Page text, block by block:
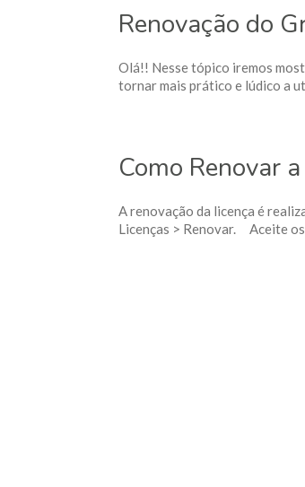
Renovação do
Olá!! Nesse tópico iremos
tornar mais prático e lúdico a
Como Renovar
A renovação da licença é
Licenças > Renovar. Aceite os